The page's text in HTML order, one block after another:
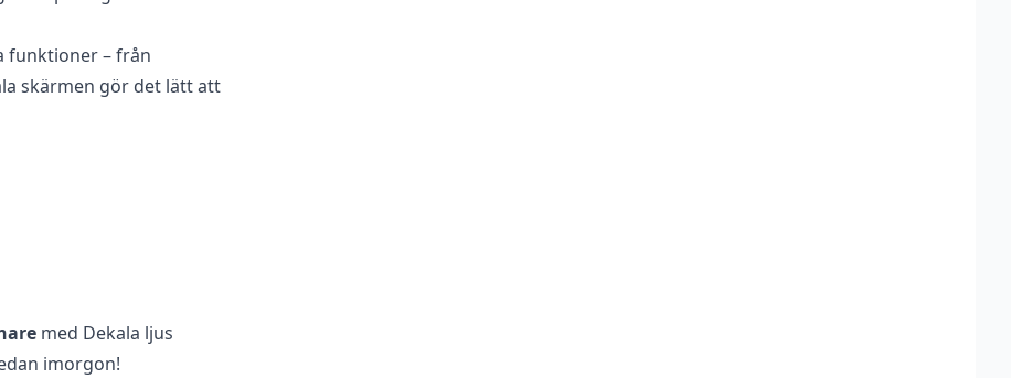
funktioner – från
skärmen gör det lätt att
med Dekala ljus
imorgon!